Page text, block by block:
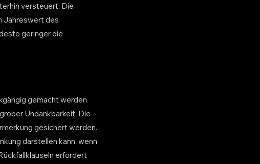
versteuert. Die
Jahreswert des
geringer die
gemacht werden
Undankbarkeit. Die
gesichert werden.
darstellen kann, wenn
erfordert